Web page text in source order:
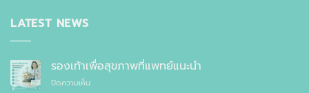
LATEST NEWS
รองเท้าเพื่อสุขภาพที่แพทย์แนะนำ
ปิดความเห็นบน